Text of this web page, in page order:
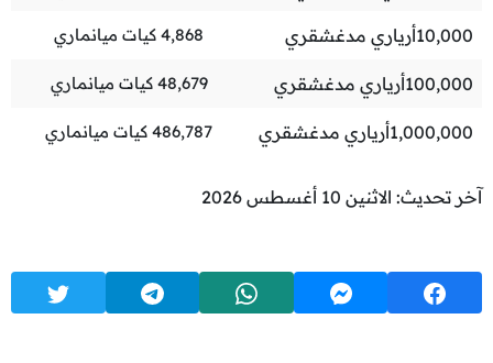
10,000أرياري مدغشقري 4,868 كيات ميانماري
100,000أرياري مدغشقري 48,679 كيات ميانماري
1,000,000أرياري مدغشقري 486,787 كيات ميانماري
آخر تحديث: الاثنين 10 أغسطس 2026